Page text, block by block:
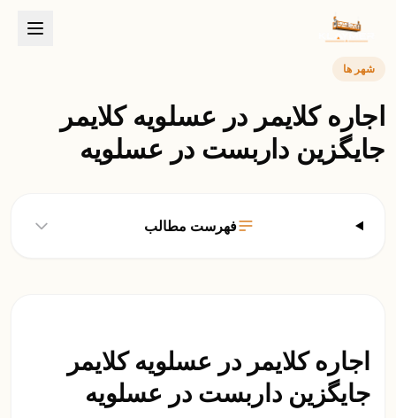
شهر ها
اجاره کلایمر در عسلویه کلایمر
جایگزین داربست در عسلویه
فهرست مطالب
اجاره کلایمر در عسلویه کلایمر
جایگزین داربست در عسلویه